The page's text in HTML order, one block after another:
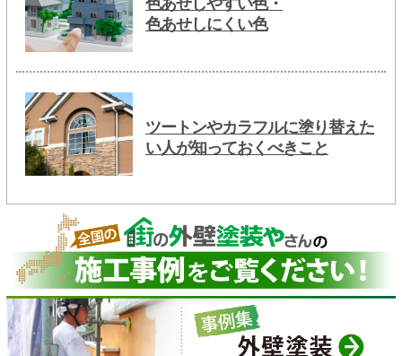
色あせしやすい色・
色あせしにくい色
ツートンやカラフルに塗り替えた
い人が知っておくべきこと